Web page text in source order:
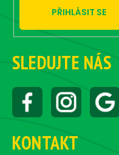
PŘIHLÁSIT SE
SLEDUJTE NÁS
KONTAKT